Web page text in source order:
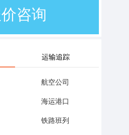
咨询
运输追踪
航空公司
海运港口
铁路班列